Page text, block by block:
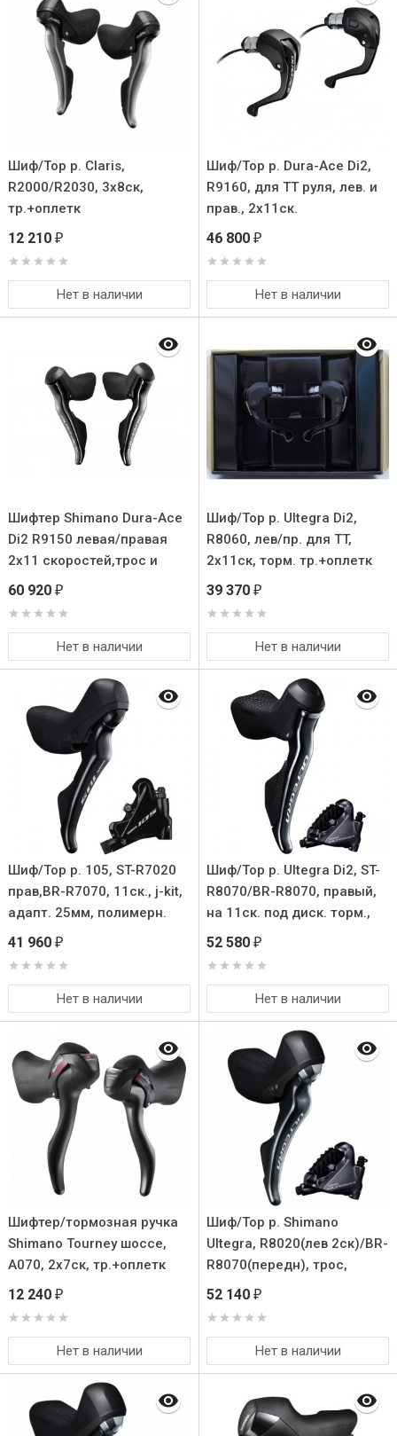
Шиф/Тор р. Claris,
R2000/R2030, 3x8ск,
тр.+оплетк
12 210 ₽
Нет в наличии
Шиф/Тор р. Dura-Ace Di2,
R9160, для TT руля, лев. и
прав., 2x11ск.
46 800 ₽
Нет в наличии
Шифтер Shimano Dura-Ace
Di2 R9150 левая/правая
2x11 скоростей,трос и
оплетка
60 920 ₽
Нет в наличии
Шиф/Тор р. Ultegra Di2,
R8060, лев/пр. для TT,
2x11ск, торм. тр.+оплетк
39 370 ₽
Нет в наличии
Шиф/Тор р. 105, ST-R7020
прав,BR-R7070, 11ск., j-kit,
адапт. 25мм, полимерн.
Колодк с кулером, трос
41 960 ₽
Нет в наличии
Шиф/Тор р. Ultegra Di2, ST-
R8070/BR-R8070, правый,
на 11ск. под диск. торм.,
полимерн. с кулером для
52 580 ₽
Нет в наличии
Шифтер/тормозная ручка
Shimano Tourney шоссе,
A070, 2x7ск, тр.+оплетк
12 240 ₽
Нет в наличии
Шиф/Тор р. Shimano
Ultegra, R8020(лев 2ск)/BR-
R8070(передн), трос,
оплетка, SM-BH90, для
52 140 ₽
Нет в наличии